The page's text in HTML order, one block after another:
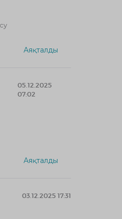
Аяқталды
05.12.2025
07:02
Аяқталды
03.12.2025 17:31